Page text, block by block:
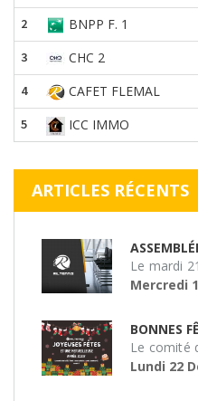
2 BNPP F. 1
3 CHC 2
4 CAFET FLEMAL
5 ICC IMMO
ARTICLES RÉCENTS
Le mardi
Mercredi
Le comité
Lundi 22